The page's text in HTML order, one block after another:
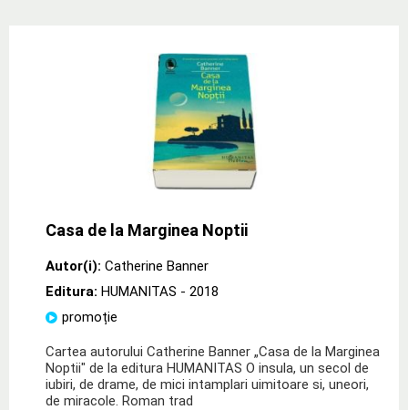
Casa de la Marginea Noptii
Autor(i): Catherine Banner
Editura: HUMANITAS - 2018
promoție
Cartea autorului Catherine Banner „Casa de la Marginea
Noptii" de la editura HUMANITAS O insula, un secol de
iubiri, de drame, de mici intamplari uimitoare si, uneori,
de miracole. Roman trad